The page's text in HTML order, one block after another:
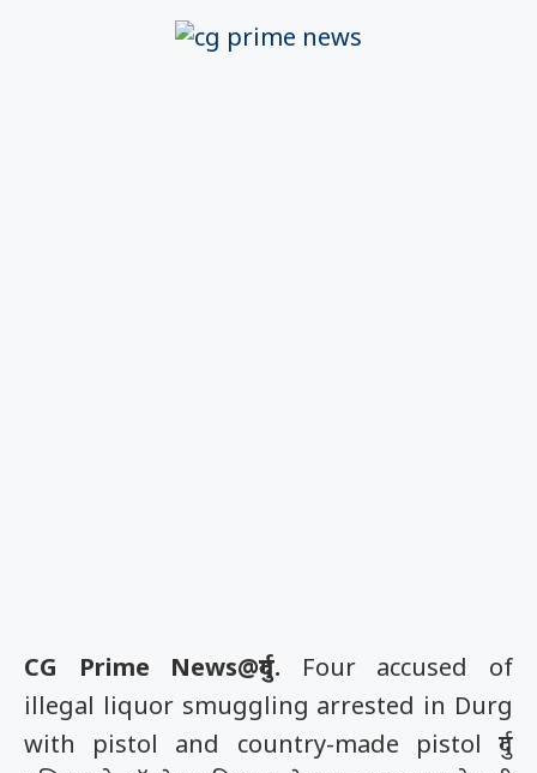
CG Prime News@दुर्ग.
Four accused of
illegal liquor smuggling arrested in Durg
with pistol and country-made pistol दुर्ग